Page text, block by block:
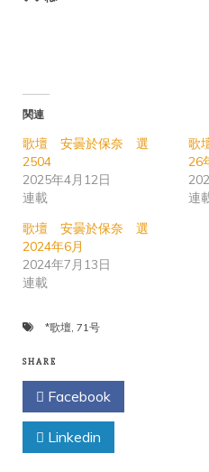
関連
歌壇 安曇於保奈 選
2504
2025年4月12日
連載
歌
26
連
歌壇 安曇於保奈 選
2024年6月
2024年7月13日
連載
*歌壇, 71号
SHARE
Facebook
Linkedin